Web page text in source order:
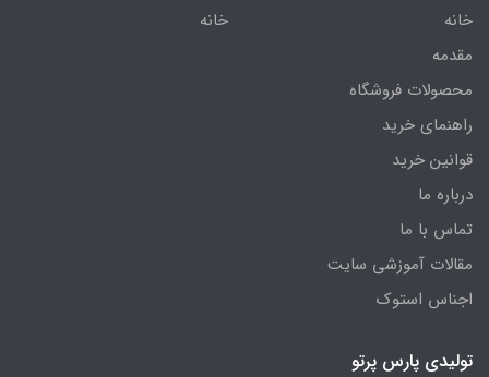
خانه
مقدمه
محصولات فروشگاه
راهنمای خرید
قوانین خرید
درباره ما
تماس با ما
مقالات آموزشی سایت
اجناس استوک
خانه
تولیدی پارس پرتو